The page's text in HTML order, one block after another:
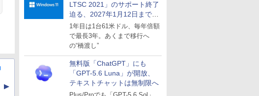
LTSC 2021」のサポート終了
迫る、2027年1月12日まで
～ESUは9月1日から販売
1年目は1台61米ドル、毎年倍額
で最長3年。あくまで移行へ
の“橋渡し”
無料版「ChatGPT」にも
「GPT-5.6 Luna」が開放、
テキストチャットは無制限へ
▲